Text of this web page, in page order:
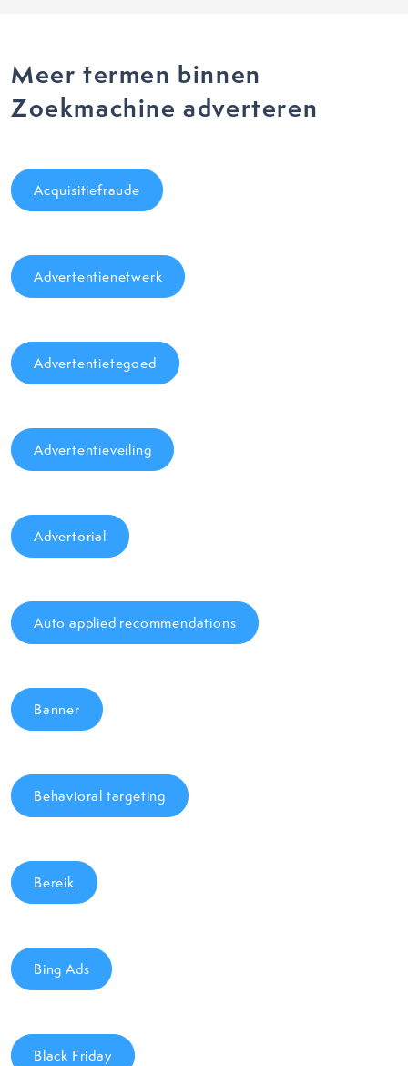
Meer termen binnen
Zoekmachine adverteren
Acquisitiefraude
Advertentienetwerk
Advertentietegoed
Advertentieveiling
Advertorial
Auto applied recommendations
Banner
Behavioral targeting
Bereik
Bing Ads
Black Friday